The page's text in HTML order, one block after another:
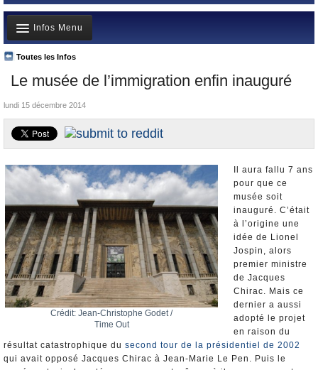
Page d'accueil
Infos
Gouvernement
Ministères/Directions
Blog
Elections européennes
Le musée de l’immigration enfin inauguré
Toutes les Infos
Infos Menu
A la Une
Polémiques
Où va l’argent?
La France et le Monde
Elections européennes
Infos insolites
lundi 15 décembre 2014
Crédit: Jean-Christophe Godet /
Time Out
Il aura fallu 7 ans
pour que ce
musée soit
inauguré. C’était
à l’origine une
idée de Lionel
Jospin, alors
premier ministre
de Jacques
Chirac. Mais ce
dernier a aussi
adopté le projet
en raison du
résultat catastrophique du second tour de la présidentiel de 2002
qui avait opposé Jacques Chirac à Jean-Marie Le Pen. Puis le